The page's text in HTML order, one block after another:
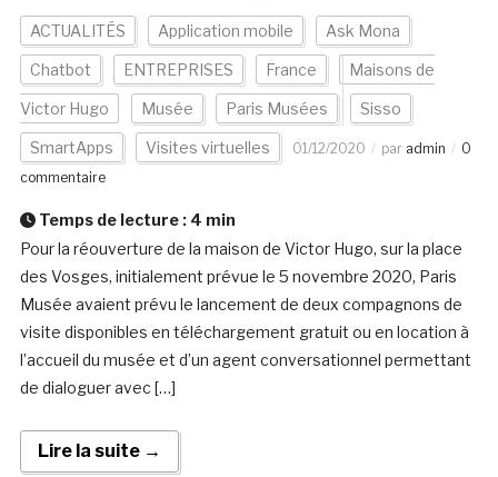
ACTUALITÉS Application mobile Ask Mona
Chatbot ENTREPRISES France Maisons de
Victor Hugo Musée Paris Musées Sisso
SmartApps Visites virtuelles 01/12/2020 par admin
0
commentaire
Temps de lecture : 4 min
Pour la réouverture de la maison de Victor Hugo, sur la place
des Vosges, initialement prévue le 5 novembre 2020, Paris
Musée avaient prévu le lancement de deux compagnons de
visite disponibles en téléchargement gratuit ou en location à
l’accueil du musée et d’un agent conversationnel permettant
de dialoguer avec […]
Lire la suite →